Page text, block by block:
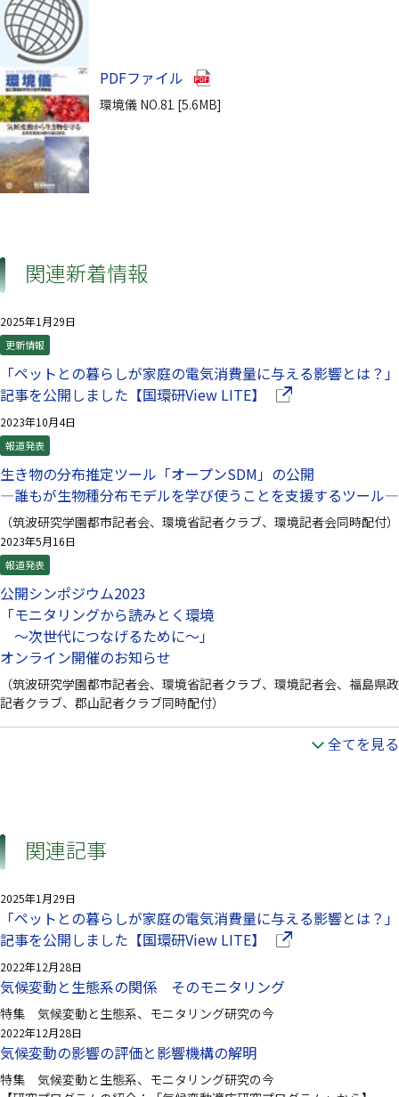
PDFファイル （別ウインドウで開きます）
環境儀 NO.81 [5.6MB]
関連新着情報
2025年1月29日
更新情報
「ペットとの暮らしが家庭の電気消費量に与える影響とは？」
記事を公開しました【国環研View LITE】
（別ウインドウで
2023年10月4日
報道発表
生き物の分布推定ツール「オープンSDM」の公開
—誰もが生物種分布モデルを学び使うことを支援するツール—
（筑波研究学園都市記者会、環境省記者クラブ、環境記者会同時配付）
2023年5月16日
報道発表
公開シンポジウム2023
「モニタリングから読みとく環境
～次世代につなげるために～」
オンライン開催のお知らせ
（筑波研究学園都市記者会、環境省記者クラブ、環境記者会、福島県政
記者クラブ、郡山記者クラブ同時配付）
全てを見る
関連記事
2025年1月29日
「ペットとの暮らしが家庭の電気消費量に与える影響とは？」
記事を公開しました【国環研View LITE】
（別ウインドウで
2022年12月28日
気候変動と生態系の関係 そのモニタリング
特集 気候変動と生態系、モニタリング研究の今
2022年12月28日
気候変動の影響の評価と影響機構の解明
特集 気候変動と生態系、モニタリング研究の今